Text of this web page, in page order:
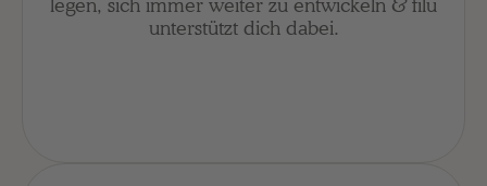
legen, sich immer weiter zu entwickeln & filu
unterstützt dich dabei.